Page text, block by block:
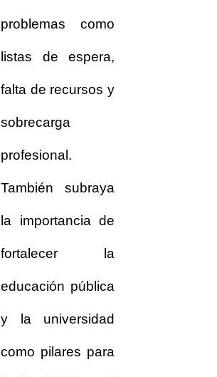
problemas como
listas de espera,
falta de recursos y
sobrecarga
profesional.
También subraya
la importancia de
fortalecer la
educación pública
y la universidad
como pilares para